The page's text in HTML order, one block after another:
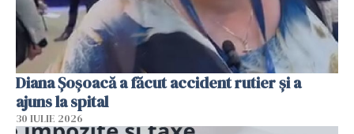
Diana Șoșoacă a făcut accident rutier și a
ajuns la spital
30 IULIE 2026